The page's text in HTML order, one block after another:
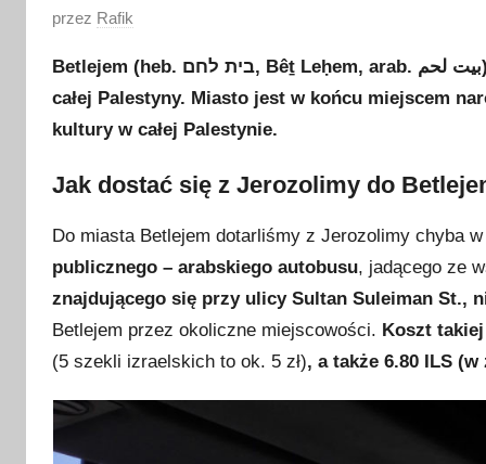
O
u
b
k
w
a
n
o
2
m
przez Rafik
Betlejem (heb. בית לחם, Bêṯ Leḥem, arab. بيت لحم) uważane jest za perłę Zachodniego Brzegu Jordanu i
całej Palestyny. Miasto jest w końcu miejscem
kultury w całej Palestynie.
Jak dostać się z Jerozolimy do
Do miasta Betlejem dotarliśmy z Jerozolimy chyba
publicznego – arabskiego autobusu, jadącego ze
znajdującego się przy ulicy Sultan Suleiman St.,
Betlejem przez okoliczne miejscowości. Koszt
(5 szekli izraelskich to ok. 5 zł), a także 6.80 ILS